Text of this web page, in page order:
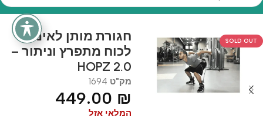
עמוד הבית/ספורט וכושר/ציוד כושר וספורט
SOLD OUT
חגורת מותן לאימון
לכוח מתפרץ וניתור –
HOPZ 2.0
מק"ט 1694
449.00 ₪
המלאי אזל